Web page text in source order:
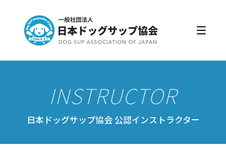
入会・更新
公認スクール・インストラクター
公認スクール案内
日本ドッグサップ協会 公認インストラクター